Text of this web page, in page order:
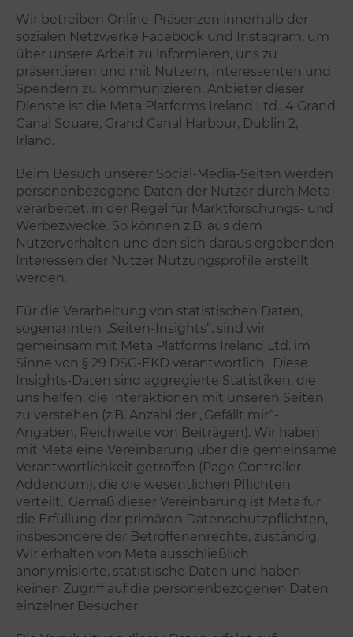
Wir betreiben Online-Präsenzen innerhalb der
sozialen Netzwerke Facebook und Instagram, um
über unsere Arbeit zu informieren, uns zu
präsentieren und mit Nutzern, Interessenten und
Spendern zu kommunizieren. Anbieter dieser
Dienste ist die Meta Platforms Ireland Ltd., 4 Grand
Canal Square, Grand Canal Harbour, Dublin 2,
Irland.
Beim Besuch unserer Social-Media-Seiten werden
personenbezogene Daten der Nutzer durch Meta
verarbeitet, in der Regel für Marktforschungs- und
Werbezwecke. So können z.B. aus dem
Nutzerverhalten und den sich daraus ergebenden
Interessen der Nutzer Nutzungsprofile erstellt
werden.
Für die Verarbeitung von statistischen Daten,
sogenannten „Seiten-Insights“, sind wir
gemeinsam mit Meta Platforms Ireland Ltd. im
Sinne von § 29 DSG-EKD verantwortlich. Diese
Insights-Daten sind aggregierte Statistiken, die
uns helfen, die Interaktionen mit unseren Seiten
zu verstehen (z.B. Anzahl der „Gefällt mir“-
Angaben, Reichweite von Beiträgen). Wir haben
mit Meta eine Vereinbarung über die gemeinsame
Verantwortlichkeit getroffen (Page Controller
Addendum), die die wesentlichen Pflichten
verteilt. Gemäß dieser Vereinbarung ist Meta für
die Erfüllung der primären Datenschutzpflichten,
insbesondere der Betroffenenrechte, zuständig.
Wir erhalten von Meta ausschließlich
anonymisierte, statistische Daten und haben
keinen Zugriff auf die personenbezogenen Daten
einzelner Besucher.